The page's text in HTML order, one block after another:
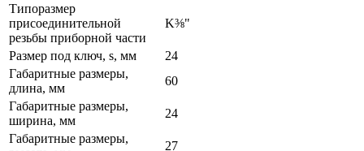
Типоразмер
присоединительной
резьбы приборной части
K⅜"
Размер под ключ, s, мм
24
Габаритные размеры,
длина, мм
60
Габаритные размеры,
ширина, мм
24
Габаритные размеры,
27